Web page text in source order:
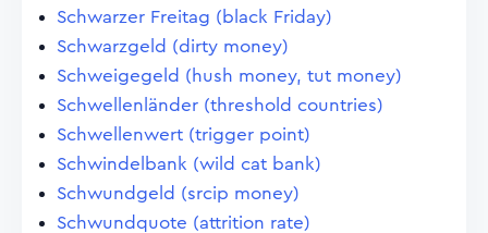
Schwarzer Freitag (black Friday)
Schwarzgeld (dirty money)
Schweigegeld (hush money, tut money)
Schwellenländer (threshold countries)
Schwellenwert (trigger point)
Schwindelbank (wild cat bank)
Schwundgeld (srcip money)
Schwundquote (attrition rate)